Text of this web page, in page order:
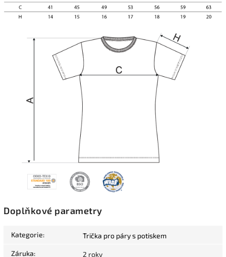
Doplňkové parametry
Kategorie: Trička pro páry s potiskem
Záruka: 2 roky